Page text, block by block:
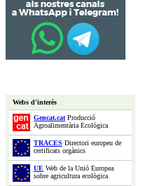
Webs d'interès
Gencat.catProducció
Agroalimentària Ecològica
TRACES Directori europeu de
certificats orgànics
UE Web de la Unió Europea
sobre agricultura ecològica